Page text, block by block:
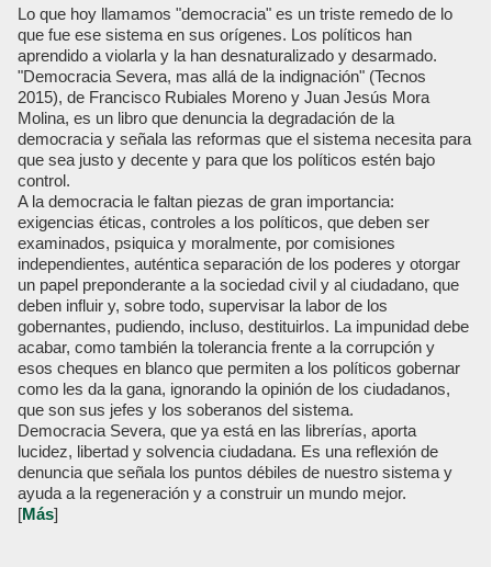
Lo que hoy llamamos "democracia" es un triste remedo de lo
que fue ese sistema en sus orígenes. Los políticos han
aprendido a violarla y la han desnaturalizado y desarmado.
"Democracia Severa, mas allá de la indignación" (Tecnos
2015), de Francisco Rubiales Moreno y Juan Jesús Mora
Molina, es un libro que denuncia la degradación de la
democracia y señala las reformas que el sistema necesita para
que sea justo y decente y para que los políticos estén bajo
control.
A la democracia le faltan piezas de gran importancia:
exigencias éticas, controles a los políticos, que deben ser
examinados, psiquica y moralmente, por comisiones
independientes, auténtica separación de los poderes y otorgar
un papel preponderante a la sociedad civil y al ciudadano, que
deben influir y, sobre todo, supervisar la labor de los
gobernantes, pudiendo, incluso, destituirlos. La impunidad debe
acabar, como también la tolerancia frente a la corrupción y
esos cheques en blanco que permiten a los políticos gobernar
como les da la gana, ignorando la opinión de los ciudadanos,
que son sus jefes y los soberanos del sistema.
Democracia Severa, que ya está en las librerías, aporta
lucidez, libertad y solvencia ciudadana. Es una reflexión de
denuncia que señala los puntos débiles de nuestro sistema y
ayuda a la regeneración y a construir un mundo mejor.
[Más]